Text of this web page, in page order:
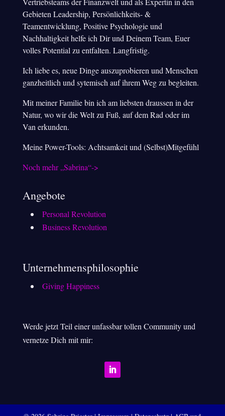
Gebieten Leadership, Persönlichkeits- &
Teamentwicklung, Positive Psychologie und
Nachhaltigkeit helfe ich Dir und Deinem Team, Euer
volles Potential zu entfalten. Langfristig.
Ich liebe es, neue Dinge auszuprobieren und Menschen
ganzheitlich und sytemisch auf ihrem Weg zu begleiten.
Mit meiner Familie bin ich am liebsten draussen in der
Natur, wo wir die Welt zu Fuß, auf dem Rad oder im
Van erkunden.
Meine Power-Tools: Achtsamkeit und (Selbst)Mitgefühl
Noch mehr „Sabrina“->
Angebote
Personal Revolution
Business Revolution
Unternehmensphilosophie
Giving Happiness
Werde jetzt Teil einer unfassbar tollen Community und
vernetze Dich mit mir: